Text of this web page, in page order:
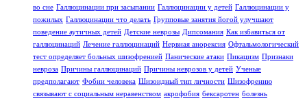
во сне Галлюцинации при засыпании Галлюцинации у детей Галлюцинации у
пожилых Галлюцинации что делать Групповые занятия йогой улучшают
поведение аутичных детей Детские неврозы Дипсомания Как избавиться от
галлюцинаций Лечение галлюцинаций Нервная анорексия Офтальмологический
тест определяет больных шизофренией Панические атаки Пикацизм Признаки
невроза Причины галлюцинаций Причины неврозов у детей Ученые
предполагают Фобии человека Шизоидный тип личности Шизофрению
связывают с социальным неравенством акрофобия бексаротен болезнь